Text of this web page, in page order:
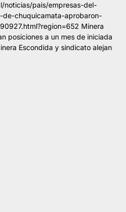
noticias/pais/empresas-del-
chuquicamata-aprobaron-
Minera
posiciones a un mes de iniciada
Escondida y sindicato alejan